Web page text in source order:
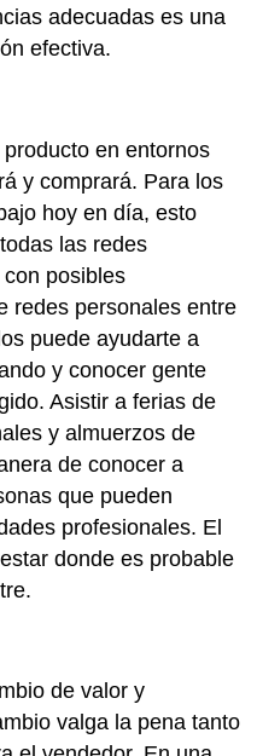
adecuadas es una
efectiva.
en entornos
y comprará. Para los
hoy en día, esto
las redes
posibles
redes personales entre
puede ayudarte a
y conocer gente
Asistir a ferias de
y almuerzos de
de conocer a
que pueden
profesionales. El
donde es probable
de valor y
valga la pena tanto